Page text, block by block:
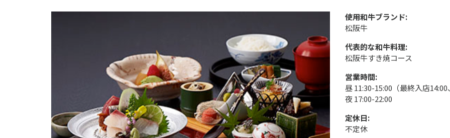
使用和牛ブランド:
松阪牛
代表的な和牛料理:
松阪牛すき焼コース
営業時間:
昼 11:30-15:00（最終入店14:00
夜 17:00-22:00
定休日:
不定休